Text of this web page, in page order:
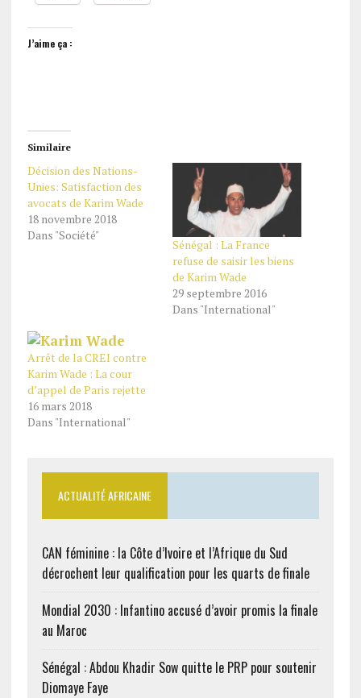
J’aime ça :
Similaire
Décision des Nations-
Unies: Satisfaction des
avocats de Karim Wade
18 novembre 2018
Dans "Société"
Sénégal : La France
refuse de saisir les biens
de Karim Wade
29 septembre 2016
Dans "International"
Arrêt de la CREI contre
Karim Wade : La cour
d’appel de Paris rejette
16 mars 2018
Dans "International"
ACTUALITÉ AFRICAINE
CAN féminine : la Côte d’Ivoire et l’Afrique du Sud
décrochent leur qualification pour les quarts de finale
Mondial 2030 : Infantino accusé d’avoir promis la finale
au Maroc
Sénégal : Abdou Khadir Sow quitte le PRP pour soutenir
Diomaye Faye